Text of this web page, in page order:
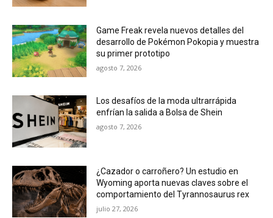
Game Freak revela nuevos detalles del
desarrollo de Pokémon Pokopia y muestra
su primer prototipo
agosto 7, 2026
Los desafíos de la moda ultrarrápida
enfrían la salida a Bolsa de Shein
agosto 7, 2026
¿Cazador o carroñero? Un estudio en
Wyoming aporta nuevas claves sobre el
comportamiento del Tyrannosaurus rex
julio 27, 2026